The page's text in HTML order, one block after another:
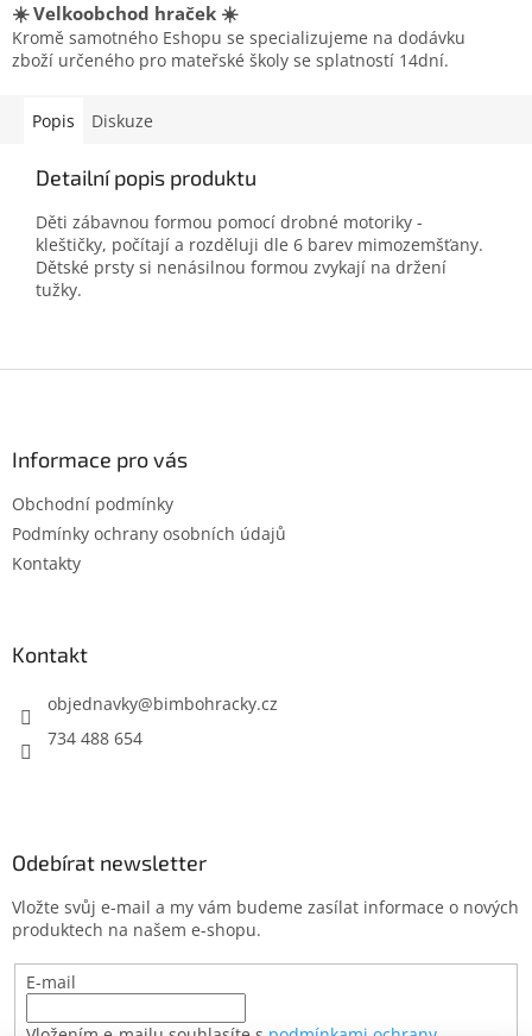
☀️ Velkoobchod hraček ☀️
Kromě samotného Eshopu se specializujeme na dodávku
zboží určeného pro mateřské školy se splatností 14dní.
Popis Diskuze
Detailní popis produktu
Děti zábavnou formou pomocí drobné motoriky -
kleštičky, počítají a rozděluji dle 6 barev mimozemšťany.
Dětské prsty si nenásilnou formou zvykají na držení
tužky.
Informace pro vás
Obchodní podmínky
Podmínky ochrany osobních údajů
Kontakty
Kontakt
objednavky@bimbohracky.cz
734 488 654
Odebírat newsletter
Vložte svůj e-mail a my vám budeme zasílat informace o nových
produktech na našem e-shopu.
E-mail